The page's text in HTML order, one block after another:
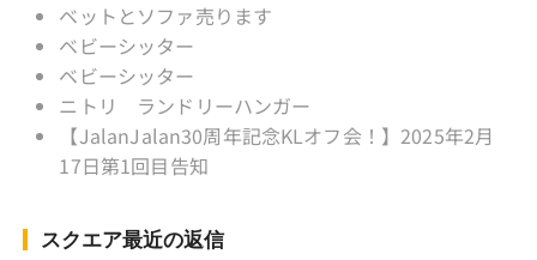
ベットとソファ売ります
ベビーシッター
ベビーシッター
ニトリ ランドリーハンガー
【JalanJalan30周年記念KLオフ会！】2025年2月
17日第1回目告知
スクエア最近の返信